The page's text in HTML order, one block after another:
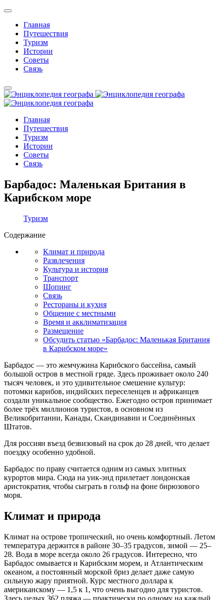
Главная
Путешествия
Туризм
Истории
Советы
Связь
Главная
Путешествия
Туризм
Истории
Советы
Связь
Барбадос: Маленькая Британия в
Карибском море
Туризм
Содержание
Климат и природа
Развлечения
Культура и история
Транспорт
Шопинг
Связь
Рестораны и кухня
Общение с местными
Время и акклиматизация
Размещение
Обсудить статью «Барбадос: Маленькая Британия
в Карибском море»
Барбадос — это жемчужина Карибского бассейна, самый
большой остров в местной гряде. Здесь проживает около 240
тысяч человек, и это удивительное смешение культур:
потомки карибов, индийских переселенцев и африканцев
создали уникальное сообщество. Ежегодно остров принимает
более трёх миллионов туристов, в основном из
Великобритании, Канады, Скандинавии и Соединённых
Штатов.
Для россиян въезд безвизовый на срок до 28 дней, что делает
поездку особенно удобной.
Барбадос по праву считается одним из самых элитных
курортов мира. Сюда на уик-энд прилетает лондонская
аристократия, чтобы сыграть в гольф на фоне бирюзового
моря.
Климат и природа
Климат на острове тропический, но очень комфортный. Летом
температура держится в районе 30–35 градусов, зимой — 25–
28. Вода в море всегда около 26 градусов. Интересно, что
Барбадос омывается и Карибским морем, и Атлантическим
океаном, а постоянный морской бриз делает даже самую
сильную жару приятной. Курс местного доллара к
американскому — 1,5 к 1, что очень выгодно для туристов.
Здесь целых 362 пляжа — практически по одному на каждый